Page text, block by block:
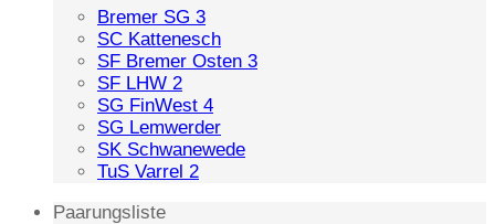
Bremer SG 3
SC Kattenesch
SF Bremer Osten 3
SF LHW 2
SG FinWest 4
SG Lemwerder
SK Schwanewede
TuS Varrel 2
Paarungsliste